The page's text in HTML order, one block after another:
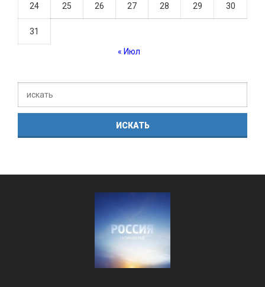
24 25 26 27 28 29 30
31
« Июл